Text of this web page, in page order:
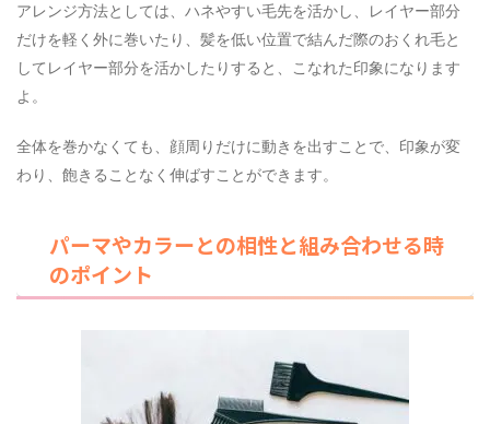
アレンジ方法としては、ハネやすい毛先を活かし、レイヤー部分
だけを軽く外に巻いたり、髪を低い位置で結んだ際のおくれ毛と
してレイヤー部分を活かしたりすると、こなれた印象になります
よ。
全体を巻かなくても、顔周りだけに動きを出すことで、印象が変
わり、飽きることなく伸ばすことができます。
パーマやカラーとの相性と組み合わせる時
のポイント